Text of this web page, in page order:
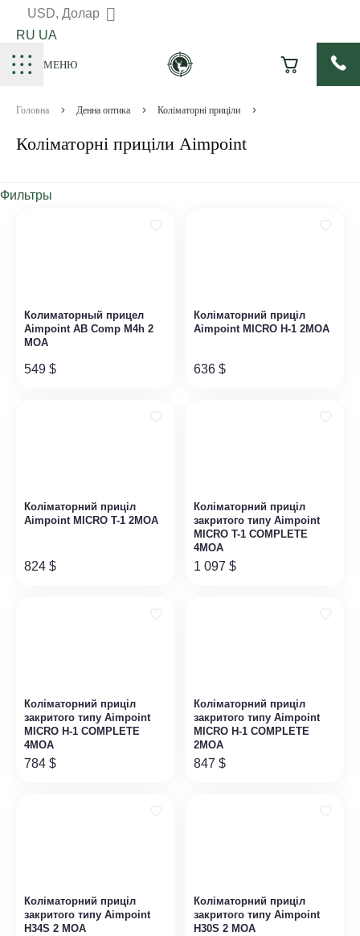
USD, Долар
RU UA
МЕНЮ
Знайшли
дешевше,
Головна Денна оптика Коліматорні приціли
Коліматорні приціли Aimpoint
Фильтры
Колиматорный прицел
Aimpoint AB Comp M4h 2
MOA
549 $
Коліматорний приціл
Aimpoint MICRO H-1 2MOA
636 $
Коліматорний приціл
Aimpoint MICRO T-1 2MOA
824 $
Коліматорний приціл
закритого типу Aimpoint
MICRO T-1 COMPLETE
4MOA
1 097 $
Коліматорний приціл
закритого типу Aimpoint
MICRO H-1 COMPLETE
4MOA
784 $
Коліматорний приціл
закритого типу Aimpoint
MICRO H-1 COMPLETE
2MOA
847 $
Коліматорний приціл
закритого типу Aimpoint
H34S 2 MOA
Коліматорний приціл
закритого типу Aimpoint
H30S 2 MOA